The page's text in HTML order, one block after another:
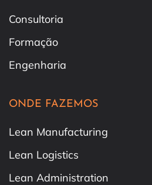
Consultoria
Formação
Engenharia
ONDE FAZEMOS
Lean Manufacturing
Lean Logistics
Lean Administration